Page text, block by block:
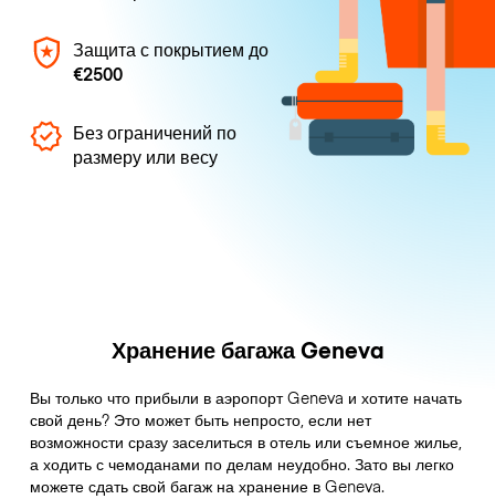
Защита с покрытием до
€2500
Без ограничений по
размеру или весу
Хранение багажа Geneva
Вы только что прибыли в аэропорт Geneva и хотите начать
свой день? Это может быть непросто, если нет
возможности сразу заселиться в отель или съемное жилье,
а ходить с чемоданами по делам неудобно. Зато вы легко
можете сдать свой багаж на хранение в Geneva.